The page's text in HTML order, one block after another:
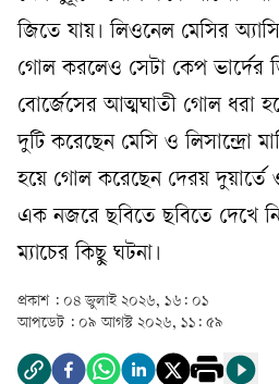
জিতে যায়। লিওনেল মেসির
গোল করলেও সেটা কেপ ভার্দের
বোর্জেসের আত্মঘাতী গোল ধরা
দুটি করেছেন মেসি ও লিসান্দ্রো
হয়ে গোল করেছেন দেরয় দুয়ার্তে
এক নজরে ছবিতে ছবিতে দেখে
ম্যাচের কিছু ঘটনা।
প্রকাশ : ০৪ জুলাই ২০২৬, ১৬: ০১
আপডেট : ০৯ আগস্ট ২০২৬, ১১: ৫৯